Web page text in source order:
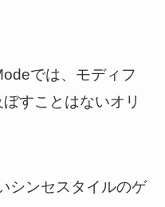
では、モディフ
すことはないオリ
シンセスタイルのゲ